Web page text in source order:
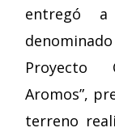
entregó
Proyecto
Aromos”,
terreno